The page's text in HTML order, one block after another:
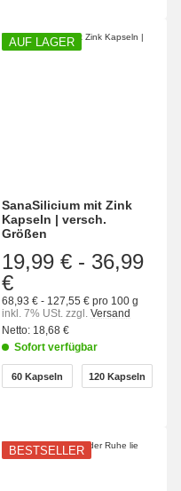
AUF LAGER
SanaSilicium mit Zink
Kapseln | versch.
Größen
19,99 € - 36,99
€
68,93 € - 127,55 € pro 100 g
inkl. 7% USt. zzgl. Versand
Netto: 18,68 €
Sofort verfügbar
wählen
60 Kapseln
60 Kapseln 120 Kapseln
120 Kapseln
BESTSELLER